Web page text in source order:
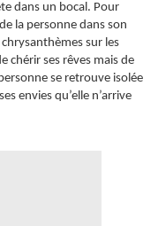
dans un bocal. Pour
la personne dans son
sur les
chérir ses rêves mais de
se retrouve isolée
envies qu’elle n’arrive